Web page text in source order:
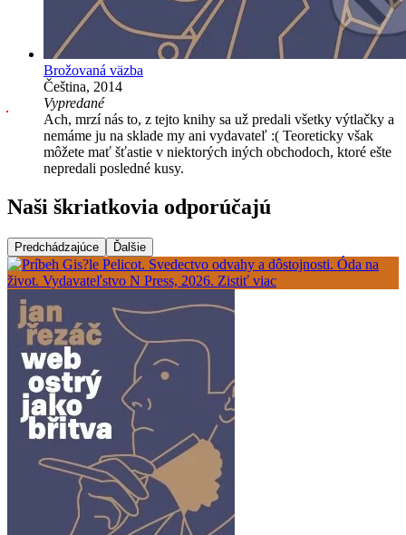
Brožovaná väzba
Čeština, 2014
Vypredané
Ach, mrzí nás to, z tejto knihy sa už predali všetky výtlačky a
nemáme ju na sklade my ani vydavateľ :( Teoreticky však
môžete mať šťastie v niektorých iných obchodoch, ktoré ešte
nepredali posledné kusy.
Naši škriatkovia odporúčajú
Predchádzajúce Ďalšie